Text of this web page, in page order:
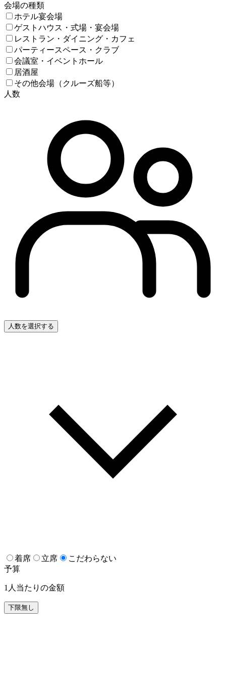
会場の種類
ホテル宴会場
ゲストハウス・式場・宴会場
レストラン・ダイニング・カフェ
パーティースペース・クラブ
会議室・イベントホール
居酒屋
その他会場（クルーズ船等）
人数
人数を選択する
着席 立席
こだわらない
予算
1人当たりの金額
下限無し